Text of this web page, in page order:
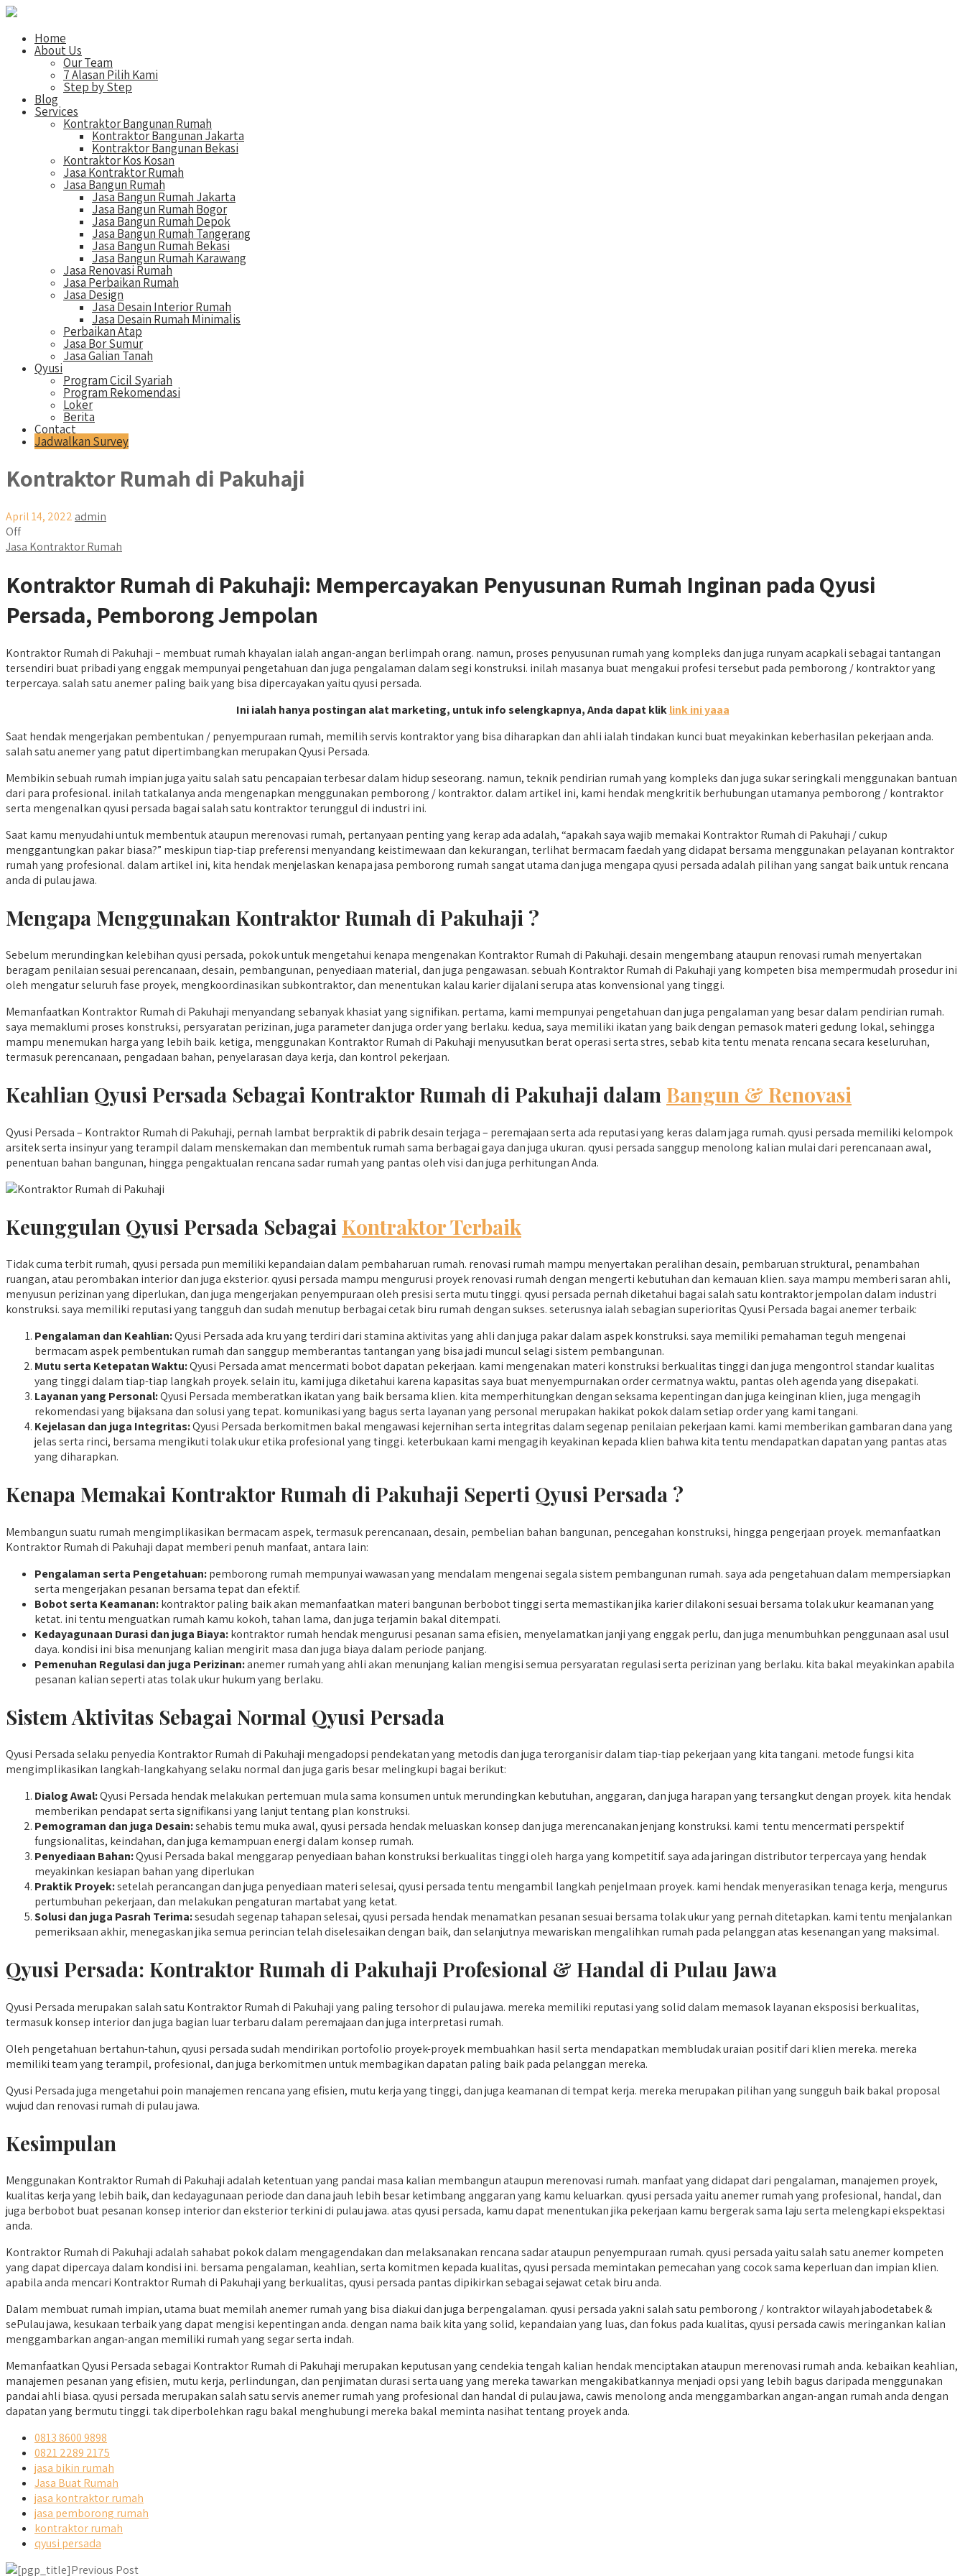
Home
About Us
Our Team
7 Alasan Pilih Kami
Step by Step
Blog
Services
Kontraktor Bangunan Rumah
Kontraktor Bangunan Jakarta
Kontraktor Bangunan Bekasi
Kontraktor Kos Kosan
Jasa Kontraktor Rumah
Jasa Bangun Rumah
Jasa Bangun Rumah Jakarta
Jasa Bangun Rumah Bogor
Jasa Bangun Rumah Depok
Jasa Bangun Rumah Tangerang
Jasa Bangun Rumah Bekasi
Jasa Bangun Rumah Karawang
Jasa Renovasi Rumah
Jasa Perbaikan Rumah
Jasa Design
Jasa Desain Interior Rumah
Jasa Desain Rumah Minimalis
Perbaikan Atap
Jasa Bor Sumur
Jasa Galian Tanah
Qyusi
Program Cicil Syariah
Program Rekomendasi
Loker
Berita
Contact
Jadwalkan Survey
Kontraktor Rumah di Pakuhaji
April 14, 2022 admin
Off
Jasa Kontraktor Rumah
Kontraktor Rumah di Pakuhaji: Mempercayakan Penyusunan Rumah Inginan pada Qyusi
Persada, Pemborong Jempolan
Kontraktor Rumah di Pakuhaji – membuat rumah khayalan ialah angan-angan berlimpah orang. namun, proses penyusunan rumah yang kompleks dan juga runyam acapkali sebagai tantangan
tersendiri buat pribadi yang enggak mempunyai pengetahuan dan juga pengalaman dalam segi konstruksi. inilah masanya buat mengakui profesi tersebut pada pemborong / kontraktor yang
terpercaya. salah satu anemer paling baik yang bisa dipercayakan yaitu qyusi persada.
Ini ialah hanya postingan alat marketing, untuk info selengkapnya, Anda dapat kliklink ini yaaa
Saat hendak mengerjakan pembentukan / penyempuraan rumah, memilih servis kontraktor yang bisa diharapkan dan ahli ialah tindakan kunci buat meyakinkan keberhasilan pekerjaan anda.
salah satu anemer yang patut dipertimbangkan merupakan Qyusi Persada.
Membikin sebuah rumah impian juga yaitu salah satu pencapaian terbesar dalam hidup seseorang. namun, teknik pendirian rumah yang kompleks dan juga sukar seringkali menggunakan bantuan
dari para profesional. inilah tatkalanya anda mengenapkan menggunakan pemborong / kontraktor. dalam artikel ini, kami hendak mengkritik berhubungan utamanya pemborong / kontraktor
serta mengenalkan qyusi persada bagai salah satu kontraktor terunggul di industri ini.
Saat kamu menyudahi untuk membentuk ataupun merenovasi rumah, pertanyaan penting yang kerap ada adalah, “apakah saya wajib memakai Kontraktor Rumah di Pakuhaji / cukup
menggantungkan pakar biasa?” meskipun tiap-tiap preferensi menyandang keistimewaan dan kekurangan, terlihat bermacam faedah yang didapat bersama menggunakan pelayanan kontraktor
rumah yang profesional. dalam artikel ini, kita hendak menjelaskan kenapa jasa pemborong rumah sangat utama dan juga mengapa qyusi persada adalah pilihan yang sangat baik untuk rencana
anda di pulau jawa.
Mengapa Menggunakan Kontraktor Rumah di Pakuhaji ?
Sebelum merundingkan kelebihan qyusi persada, pokok untuk mengetahui kenapa mengenakan Kontraktor Rumah di Pakuhaji. desain mengembang ataupun renovasi rumah menyertakan
beragam penilaian sesuai perencanaan, desain, pembangunan, penyediaan material, dan juga pengawasan. sebuah Kontraktor Rumah di Pakuhaji yang kompeten bisa mempermudah prosedur ini
oleh mengatur seluruh fase proyek, mengkoordinasikan subkontraktor, dan menentukan kalau karier dijalani serupa atas konvensional yang tinggi.
Memanfaatkan Kontraktor Rumah di Pakuhaji menyandang sebanyak khasiat yang signifikan. pertama, kami mempunyai pengetahuan dan juga pengalaman yang besar dalam pendirian rumah.
saya memaklumi proses konstruksi, persyaratan perizinan, juga parameter dan juga order yang berlaku. kedua, saya memiliki ikatan yang baik dengan pemasok materi gedung lokal, sehingga
mampu menemukan harga yang lebih baik. ketiga, menggunakan Kontraktor Rumah di Pakuhaji menyusutkan berat operasi serta stres, sebab kita tentu menata rencana secara keseluruhan,
termasuk perencanaan, pengadaan bahan, penyelarasan daya kerja, dan kontrol pekerjaan.
Keahlian Qyusi Persada Sebagai Kontraktor Rumah di Pakuhaji dalam Bangun & Renovasi
Qyusi Persada – Kontraktor Rumah di Pakuhaji, pernah lambat berpraktik di pabrik desain terjaga – peremajaan serta ada reputasi yang keras dalam jaga rumah. qyusi persada memiliki kelompok
arsitek serta insinyur yang terampil dalam menskemakan dan membentuk rumah sama berbagai gaya dan juga ukuran. qyusi persada sanggup menolong kalian mulai dari perencanaan awal,
penentuan bahan bangunan, hingga pengaktualan rencana sadar rumah yang pantas oleh visi dan juga perhitungan Anda.
Keunggulan Qyusi Persada Sebagai Kontraktor Terbaik
Tidak cuma terbit rumah, qyusi persada pun memiliki kepandaian dalam pembaharuan rumah. renovasi rumah mampu menyertakan peralihan desain, pembaruan struktural, penambahan
ruangan, atau perombakan interior dan juga eksterior. qyusi persada mampu mengurusi proyek renovasi rumah dengan mengerti kebutuhan dan kemauan klien. saya mampu memberi saran ahli,
menyusun perizinan yang diperlukan, dan juga mengerjakan penyempuraan oleh presisi serta mutu tinggi. qyusi persada pernah diketahui bagai salah satu kontraktor jempolan dalam industri
konstruksi. saya memiliki reputasi yang tangguh dan sudah menutup berbagai cetak biru rumah dengan sukses. seterusnya ialah sebagian superioritas Qyusi Persada bagai anemer terbaik:
Pengalaman dan Keahlian:Qyusi Persada ada kru yang terdiri dari stamina aktivitas yang ahli dan juga pakar dalam aspek konstruksi. saya memiliki pemahaman teguh mengenai
bermacam aspek pembentukan rumah dan sanggup memberantas tantangan yang bisa jadi muncul selagi sistem pembangunan.
Mutu serta Ketepatan Waktu:Qyusi Persada amat mencermati bobot dapatan pekerjaan. kami mengenakan materi konstruksi berkualitas tinggi dan juga mengontrol standar kualitas
yang tinggi dalam tiap-tiap langkah proyek. selain itu, kami juga diketahui karena kapasitas saya buat menyempurnakan order cermatnya waktu, pantas oleh agenda yang disepakati.
Layanan yang Personal:Qyusi Persada memberatkan ikatan yang baik bersama klien. kita memperhitungkan dengan seksama kepentingan dan juga keinginan klien, juga mengagih
rekomendasi yang bijaksana dan solusi yang tepat. komunikasi yang bagus serta layanan yang personal merupakan hakikat pokok dalam setiap order yang kami tangani.
Kejelasan dan juga Integritas:Qyusi Persada berkomitmen bakal mengawasi kejernihan serta integritas dalam segenap penilaian pekerjaan kami. kami memberikan gambaran dana yang
jelas serta rinci, bersama mengikuti tolak ukur etika profesional yang tinggi. keterbukaan kami mengagih keyakinan kepada klien bahwa kita tentu mendapatkan dapatan yang pantas atas
yang diharapkan.
Kenapa Memakai Kontraktor Rumah di Pakuhaji Seperti Qyusi Persada ?
Membangun suatu rumah mengimplikasikan bermacam aspek, termasuk perencanaan, desain, pembelian bahan bangunan, pencegahan konstruksi, hingga pengerjaan proyek. memanfaatkan
Kontraktor Rumah di Pakuhaji dapat memberi penuh manfaat, antara lain:
Pengalaman serta Pengetahuan:pemborong rumah mempunyai wawasan yang mendalam mengenai segala sistem pembangunan rumah. saya ada pengetahuan dalam mempersiapkan
serta mengerjakan pesanan bersama tepat dan efektif.
Bobot serta Keamanan:kontraktor paling baik akan memanfaatkan materi bangunan berbobot tinggi serta memastikan jika karier dilakoni sesuai bersama tolak ukur keamanan yang
ketat. ini tentu menguatkan rumah kamu kokoh, tahan lama, dan juga terjamin bakal ditempati.
Kedayagunaan Durasi dan juga Biaya:kontraktor rumah hendak mengurusi pesanan sama efisien, menyelamatkan janji yang enggak perlu, dan juga menumbuhkan penggunaan asal usul
daya. kondisi ini bisa menunjang kalian mengirit masa dan juga biaya dalam periode panjang.
Pemenuhan Regulasi dan juga Perizinan:anemer rumah yang ahli akan menunjang kalian mengisi semua persyaratan regulasi serta perizinan yang berlaku. kita bakal meyakinkan apabila
pesanan kalian seperti atas tolak ukur hukum yang berlaku.
Sistem Aktivitas Sebagai Normal Qyusi Persada
Qyusi Persada selaku penyedia Kontraktor Rumah di Pakuhaji mengadopsi pendekatan yang metodis dan juga terorganisir dalam tiap-tiap pekerjaan yang kita tangani. metode fungsi kita
mengimplikasikan langkah-langkahyang selaku normal dan juga garis besar melingkupi bagai berikut:
Dialog Awal:Qyusi Persada hendak melakukan pertemuan mula sama konsumen untuk merundingkan kebutuhan, anggaran, dan juga harapan yang tersangkut dengan proyek. kita hendak
memberikan pendapat serta signifikansi yang lanjut tentang plan konstruksi.
Pemograman dan juga Desain:sehabis temu muka awal, qyusi persada hendak meluaskan konsep dan juga merencanakan jenjang konstruksi. kami tentu mencermati perspektif
fungsionalitas, keindahan, dan juga kemampuan energi dalam konsep rumah.
Penyediaan Bahan:Qyusi Persada bakal menggarap penyediaan bahan konstruksi berkualitas tinggi oleh harga yang kompetitif. saya ada jaringan distributor terpercaya yang hendak
meyakinkan kesiapan bahan yang diperlukan
Praktik Proyek:setelah perancangan dan juga penyediaan materi selesai, qyusi persada tentu mengambil langkah penjelmaan proyek. kami hendak menyerasikan tenaga kerja, mengurus
pertumbuhan pekerjaan, dan melakukan pengaturan martabat yang ketat.
Solusi dan juga Pasrah Terima:sesudah segenap tahapan selesai, qyusi persada hendak menamatkan pesanan sesuai bersama tolak ukur yang pernah ditetapkan. kami tentu menjalankan
pemeriksaan akhir, menegaskan jika semua perincian telah diselesaikan dengan baik, dan selanjutnya mewariskan mengalihkan rumah pada pelanggan atas kesenangan yang maksimal.
Qyusi Persada: Kontraktor Rumah di Pakuhaji Profesional & Handal di Pulau Jawa
Qyusi Persada merupakan salah satu Kontraktor Rumah di Pakuhaji yang paling tersohor di pulau jawa. mereka memiliki reputasi yang solid dalam memasok layanan eksposisi berkualitas,
termasuk konsep interior dan juga bagian luar terbaru dalam peremajaan dan juga interpretasi rumah.
Oleh pengetahuan bertahun-tahun, qyusi persada sudah mendirikan portofolio proyek-proyek membuahkan hasil serta mendapatkan membludak uraian positif dari klien mereka. mereka
memiliki team yang terampil, profesional, dan juga berkomitmen untuk membagikan dapatan paling baik pada pelanggan mereka.
Qyusi Persada juga mengetahui poin manajemen rencana yang efisien, mutu kerja yang tinggi, dan juga keamanan di tempat kerja. mereka merupakan pilihan yang sungguh baik bakal proposal
wujud dan renovasi rumah di pulau jawa.
Kesimpulan
Menggunakan Kontraktor Rumah di Pakuhaji adalah ketentuan yang pandai masa kalian membangun ataupun merenovasi rumah. manfaat yang didapat dari pengalaman, manajemen proyek,
kualitas kerja yang lebih baik, dan kedayagunaan periode dan dana jauh lebih besar ketimbang anggaran yang kamu keluarkan. qyusi persada yaitu anemer rumah yang profesional, handal, dan
juga berbobot buat pesanan konsep interior dan eksterior terkini di pulau jawa. atas qyusi persada, kamu dapat menentukan jika pekerjaan kamu bergerak sama laju serta melengkapi ekspektasi
anda.
Kontraktor Rumah di Pakuhaji adalah sahabat pokok dalam mengagendakan dan melaksanakan rencana sadar ataupun penyempuraan rumah. qyusi persada yaitu salah satu anemer kompeten
yang dapat dipercaya dalam kondisi ini. bersama pengalaman, keahlian, serta komitmen kepada kualitas, qyusi persada memintakan pemecahan yang cocok sama keperluan dan impian klien.
apabila anda mencari Kontraktor Rumah di Pakuhaji yang berkualitas, qyusi persada pantas dipikirkan sebagai sejawat cetak biru anda.
Dalam membuat rumah impian, utama buat memilah anemer rumah yang bisa diakui dan juga berpengalaman. qyusi persada yakni salah satu pemborong / kontraktor wilayah jabodetabek &
sePulau jawa, kesukaan terbaik yang dapat mengisi kepentingan anda. dengan nama baik kita yang solid, kepandaian yang luas, dan fokus pada kualitas, qyusi persada cawis meringankan kalian
menggambarkan angan-angan memiliki rumah yang segar serta indah.
Memanfaatkan Qyusi Persada sebagai Kontraktor Rumah di Pakuhaji merupakan keputusan yang cendekia tengah kalian hendak menciptakan ataupun merenovasi rumah anda. kebaikan keahlian,
manajemen pesanan yang efisien, mutu kerja, perlindungan, dan penjimatan durasi serta uang yang mereka tawarkan mengakibatkannya menjadi opsi yang lebih bagus daripada menggunakan
pandai ahli biasa. qyusi persada merupakan salah satu servis anemer rumah yang profesional dan handal di pulau jawa, cawis menolong anda menggambarkan angan-angan rumah anda dengan
dapatan yang bermutu tinggi. tak diperbolehkan ragu bakal menghubungi mereka bakal meminta nasihat tentang proyek anda.
0813 8600 9898
0821 2289 2175
jasa bikin rumah
Jasa Buat Rumah
jasa kontraktor rumah
jasa pemborong rumah
kontraktor rumah
qyusi persada
Previous Post